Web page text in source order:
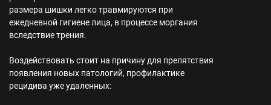
размера шишки легко травмируются при
ежедневной гигиене лица, в процессе моргания
вследствие трения.
Воздействовать стоит на причину для препятствия
появления новых патологий, профилактике
рецидива уже удаленных: